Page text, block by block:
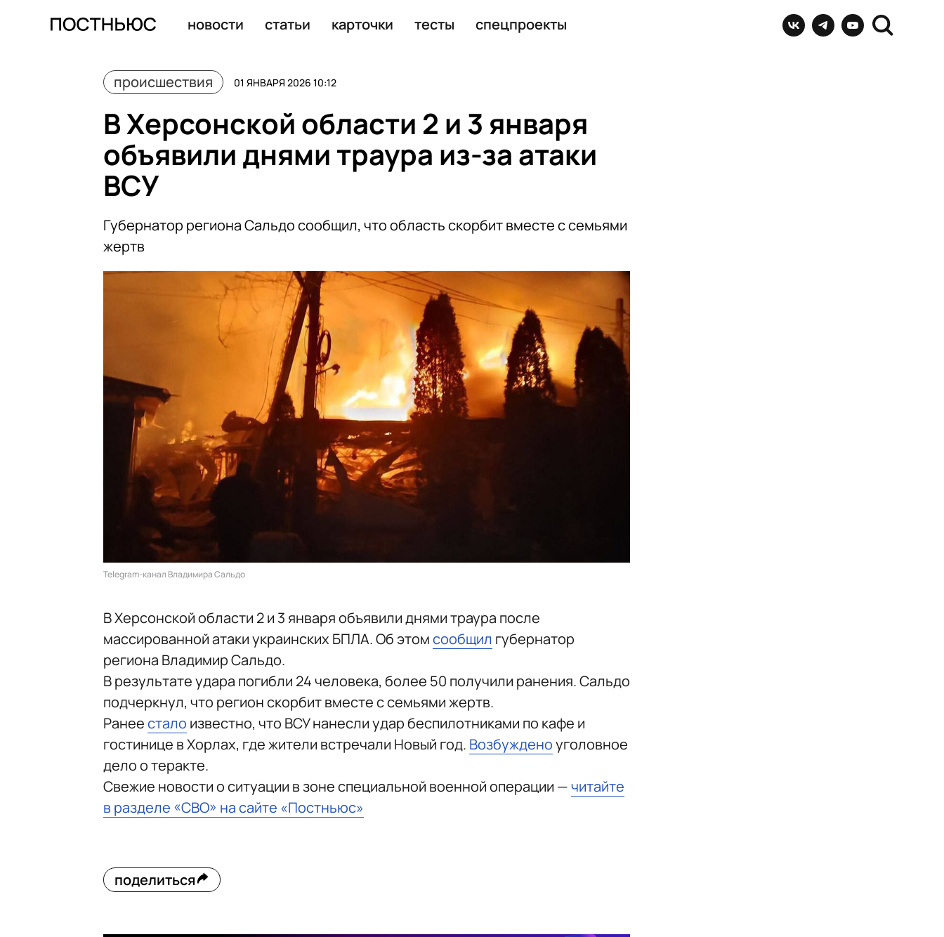
новости статьи карточки тесты спецпроекты
происшествия 01 ЯНВАРЯ 2026 10:12
В Херсонской области 2 и 3 января
объявили днями траура из-за атаки
ВСУ
Губернатор региона Сальдо сообщил, что область скорбит вместе с семьями
жертв
Telegram-канал Владимира Сальдо
В Херсонской области 2 и 3 января объявили днями траура после
массированной атаки украинских БПЛА. Об этомсообщил губернатор
региона Владимир Сальдо.
В результате удара погибли 24 человека, более 50 получили ранения. Сальдо
подчеркнул, что регион скорбит вместе с семьями жертв.
Ранеестало известно, что ВСУ нанесли удар беспилотниками по кафе и
гостинице в Хорлах, где жители встречали Новый год. Возбужденоуголовное
дело о теракте.
Свежие новости о ситуации в зоне специальной военной операции —читайте
в разделе «СВО» на сайте «Постньюс»
поделиться